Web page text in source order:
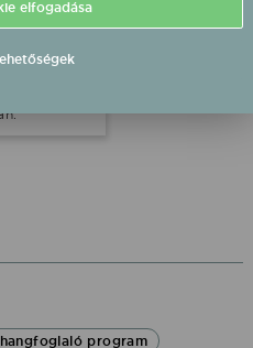
részben
hangfoglaló program
Minden cookie elfogadása